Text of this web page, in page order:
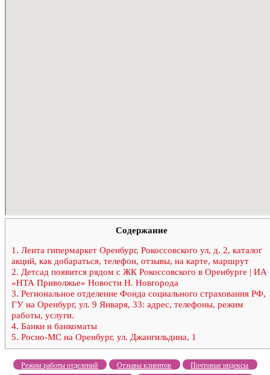
Содержание
1. Лента гипермаркет Оренбург, Рокоссовского ул, д. 2, каталог
акций, как добараться, телефон, отзывы, на карте, маршрут
2. Детсад появится рядом с ЖК Рокоссовского в Оренбурге | ИА
«НТА Приволжье» Новости Н. Новгорода
3. Региональное отделение Фонда социального страхования РФ,
ГУ на Оренбург, ул. 9 Января, 33: адрес, телефоны, режим
работы, услуги.
4. Банки и банкоматы
5. Росно-МС на Оренбург, ул. Джангильдина, 1
Режим работы отделений Отзывы клиентов
Почтовые индексы